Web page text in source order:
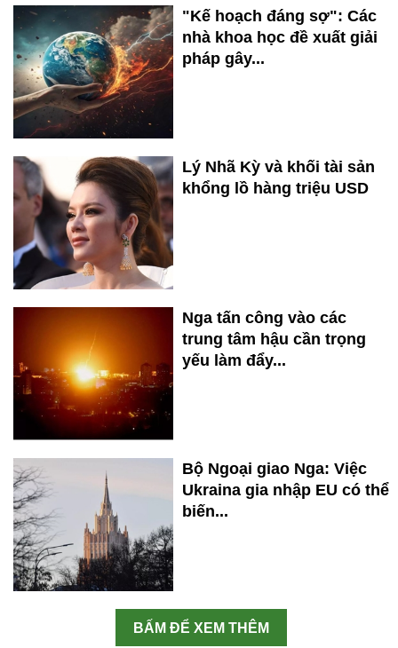
"Kế hoạch đáng sợ": Các
nhà khoa học đề xuất giải
pháp gây...
Lý Nhã Kỳ và khối tài sản
khổng lồ hàng triệu USD
Nga tấn công vào các
trung tâm hậu cần trọng
yếu làm đẩy...
Bộ Ngoại giao Nga: Việc
Ukraina gia nhập EU có thể
biến...
BẤM ĐỂ XEM THÊM